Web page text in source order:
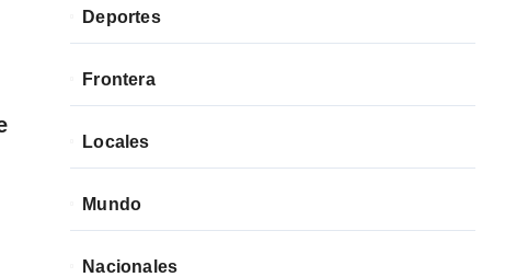
Deportes
Frontera
Locales
Mundo
Nacionales